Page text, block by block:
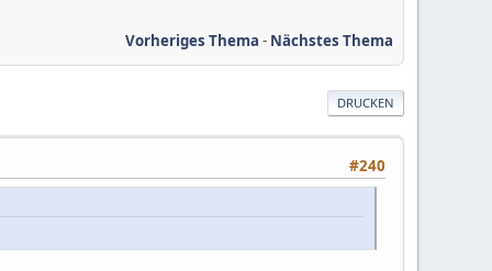
Vorheriges Thema - Nächstes Thema
DRUCKEN
#240